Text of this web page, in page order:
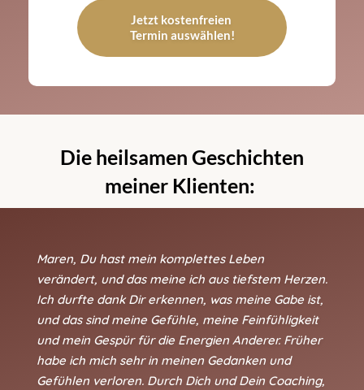
Jetzt kostenfreien
Termin auswählen!
Die heilsamen Geschichten
meiner Klienten:
Maren, Du hast mein komplettes Leben
verändert, und das meine ich aus tiefstem Herzen.
Ich durfte dank Dir erkennen, was meine Gabe ist,
und das sind meine Gefühle, meine Feinfühligkeit
und mein Gespür für die Energien Anderer. Früher
habe ich mich sehr in meinen Gedanken und
Gefühlen verloren. Durch Dich und Dein Coaching,